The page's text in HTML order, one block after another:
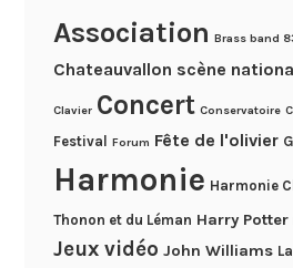
Association Brass band
Chateauvallon scène
Clavier Concert Conservatoire
Festival Forum Fête de l'olivier
Harmonie Harmonie
Thonon et du Léman Harry Potter
Jeux vidéo John Williams